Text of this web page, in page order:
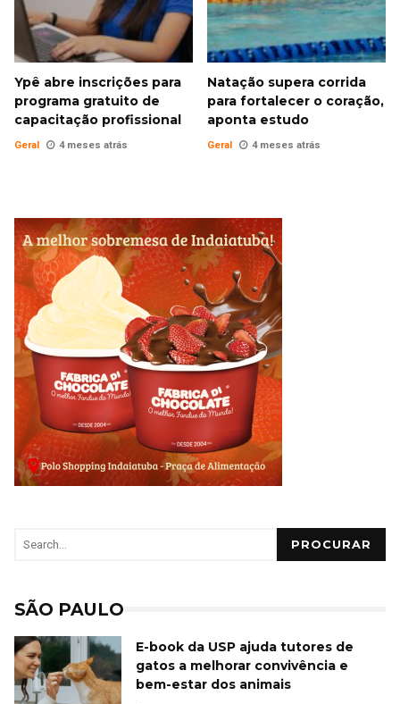
Ypê abre inscrições para
programa gratuito de
capacitação profissional
Geral 4 meses atrás
Natação supera corrida
para fortalecer o coração,
aponta estudo
Geral 4 meses atrás
PROCURAR
SÃO PAULO
E-book da USP ajuda tutores de
gatos a melhorar convivência e
bem-estar dos animais